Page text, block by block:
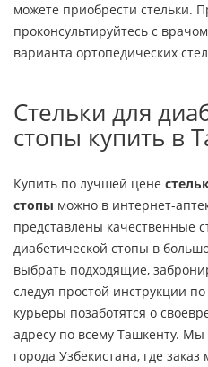
можете приобрести стельки.
проконсультируйтесь с
варианта ортопедических
Стельки для
стопы купить в
Купить по лучшей цене
стопы можно в интернет-
представлены качественные
диабетической стопы в
выбрать подходящие,
следуя простой инструкции
курьеры позаботятся о
адресу по всему Ташкенту. Мы
города Узбекистана, где